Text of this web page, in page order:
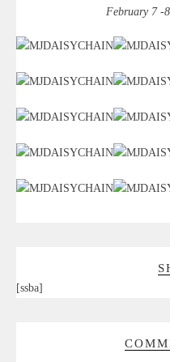
February 7 -
[ssba]